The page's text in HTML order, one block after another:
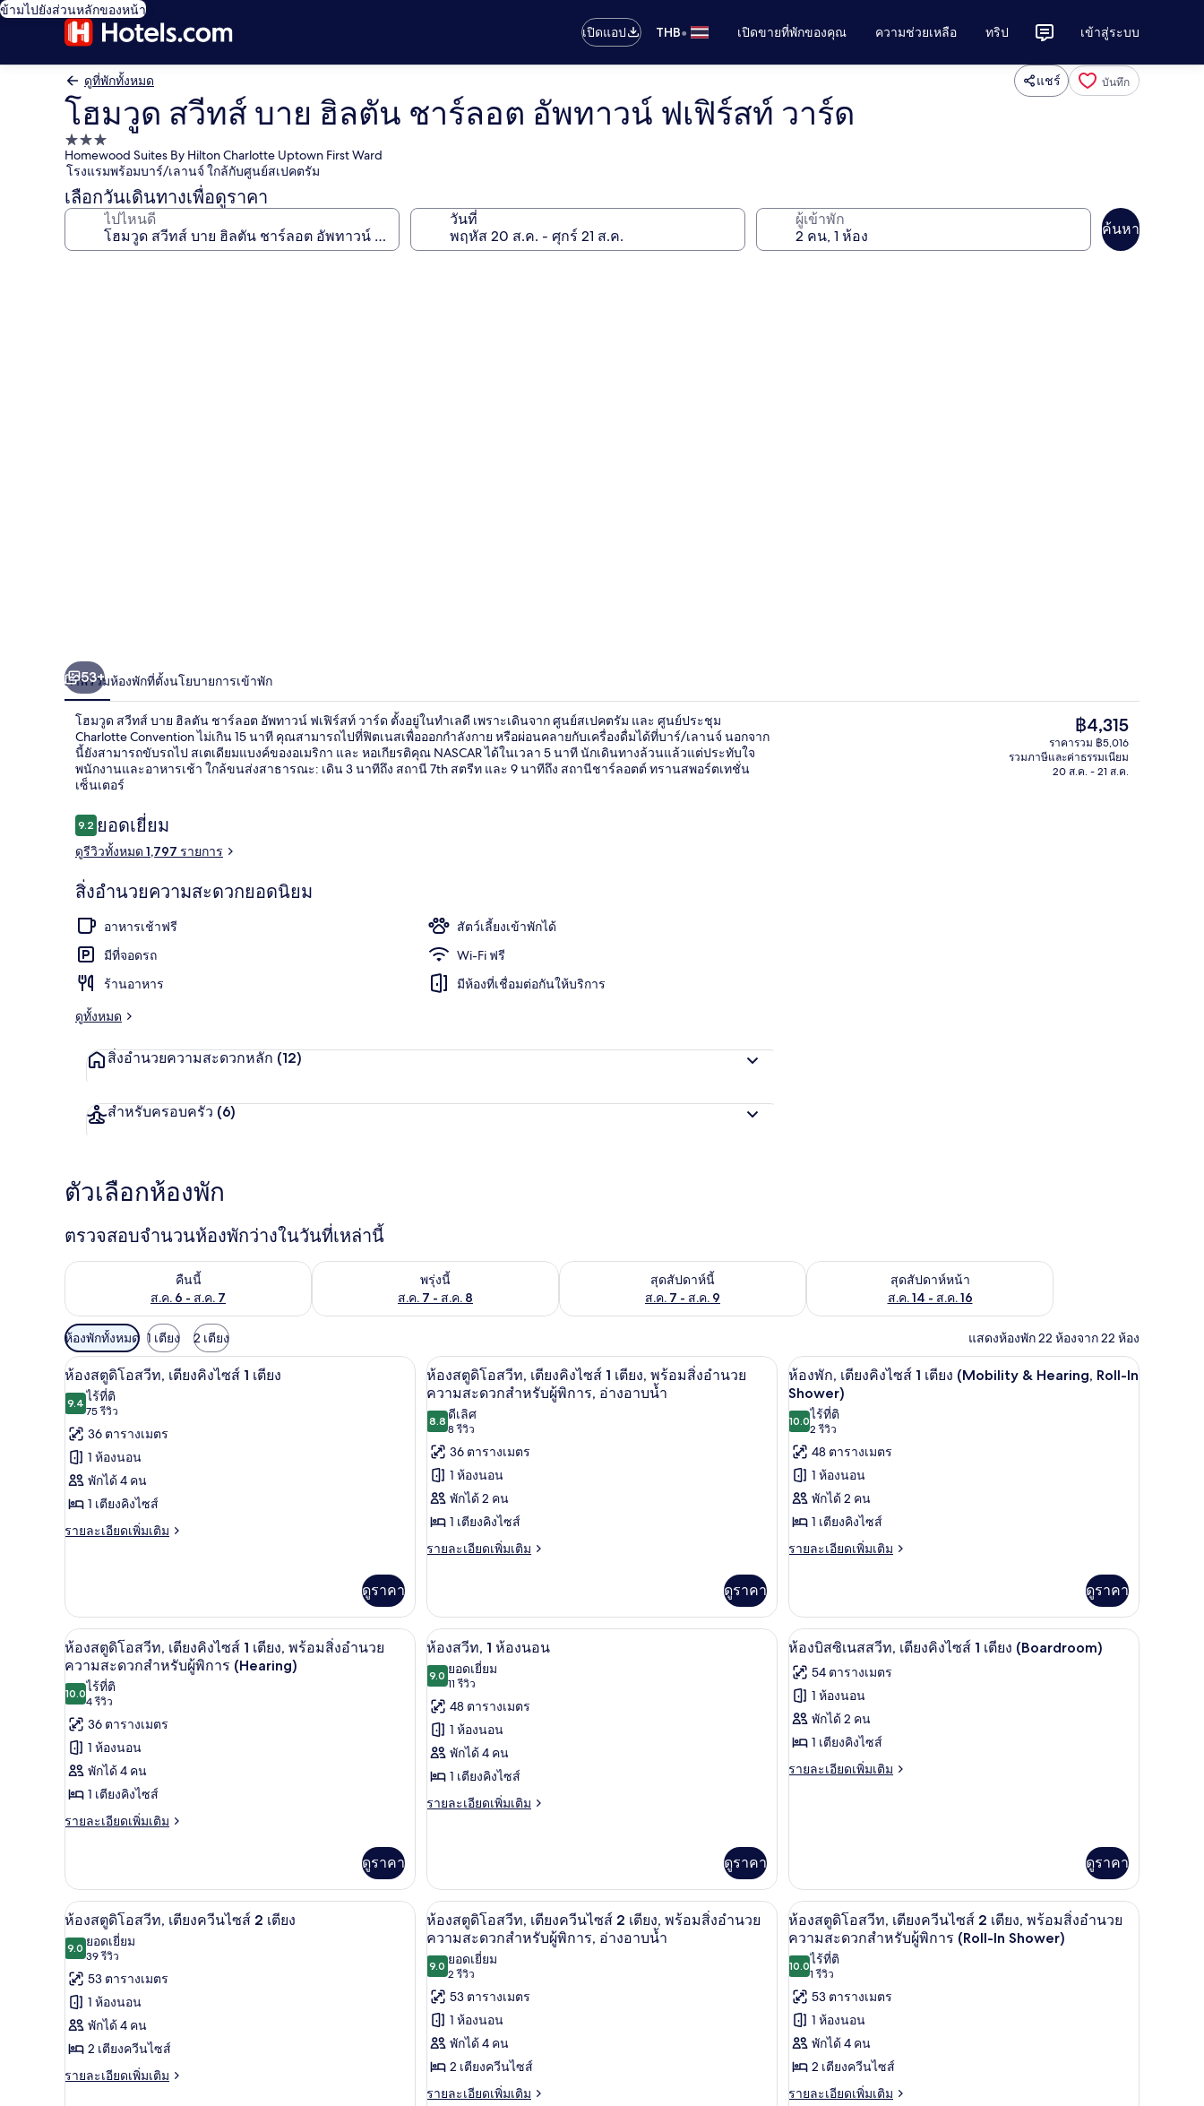
ข้ามไปยังส่วนหลักของหน้า
เปิดแอป
THB• เปิดขายที่พักของคุณ ความช่วยเหลือ ทริป เข้าสู่ระบบ
ดูที่พักทั้งหมด แชร์ บันทึก
โฮมวูด สวีทส์ บาย ฮิลตัน ชาร์ลอต อัพทาวน์ ฟเฟิร์สท์ วาร์ด
ที่พัก
3.0
ดาว
Homewood Suites By Hilton Charlotte Uptown First Ward
โรงแรมพร้อมบาร์/เลานจ์ ใกล้กับศูนย์สเปคตรัม
เลือกวันเดินทางเพื่อดูราคา
ไปไหนดี วันที่ ผู้เข้าพัก
ค้นหา
ทาวน์
ฟเฟิร์สท์
วาร์
ด
บริเวณภายนอก วิวจากห้องพัก
53+
ภาพรวมห้องพักที่ตั้งนโยบายการเข้าพัก
โฮมวูด สวีทส์ บาย ฮิลตัน ชาร์ลอต อัพทาวน์ ฟเฟิร์สท์ วาร์ด ตั้งอยู่ในทำเลดี เพราะเดินจาก ศูนย์สเปคตรัม และ ศูนย์ประชุม
Charlotte Convention ไม่เกิน 15 นาที คุณสามารถไปที่ฟิตเนสเพื่อออกกำลังกาย หรือผ่อนคลายกับเครื่องดื่มได้ที่บาร์/เลานจ์ นอกจาก
นี้ยังสามารถขับรถไป สเตเดียมแบงค์ของอเมริกา และ หอเกียรติคุณ NASCAR ได้ในเวลา 5 นาที นักเดินทางล้วนแล้วแต่ประทับใจ
พนักงานและอาหารเช้า ใกล้ขนส่งสาธารณะ: เดิน 3 นาทีถึง สถานี 7th สตรีท และ 9 นาทีถึง สถานีชาร์ลอตต์ ทรานสพอร์ตเทชั่น
เซ็นเตอร์
รีวิว
9.29.2 จาก 10
ยอดเยี่ยม
ดูรีวิวทั้งหมด 1,797 รายการ
สิ่งอำนวยความสะดวกยอดนิยม
อาหารเช้าฟรี
สัตว์เลี้ยงเข้าพักได้
มีที่จอดรถ
Wi-Fi ฟรี
ร้านอาหาร
มีห้องที่เชื่อมต่อกันให้บริการ
ดูทั้งหมด
สิ่งอำนวยความสะดวกหลัก (12)
สำหรับครอบครัว (6)
ราคา
ปัจจุบัน
฿4,315
฿4,315
ราคารวม ฿5,016
รวมภาษีและค่าธรรมเนียม
20 ส.ค. - 21 ส.ค.
ตัวเลือกห้องพัก
ตรวจสอบจำนวนห้องพักว่างในวันที่เหล่านี้
คืนนี้
ส.ค. 6 - ส.ค. 7
ตรวจสอบจำนวนห้องพักว่างในคืนนี้ ส.ค. 6 - ส.ค. 7
พรุ่งนี้
ส.ค. 7 - ส.ค. 8
ตรวจสอบจำนวนห้องพักว่างในพรุ่งนี้ ส.ค. 7 - ส.ค. 8
สุดสัปดาห์นี้
ส.ค. 7 - ส.ค. 9
ตรวจสอบจำนวนห้องพักว่างในสุดสัปดาห์นี้ ส.ค. 7 - ส.ค. 9สุดสัปดาห์หน้า
ส.ค. 14 - ส.ค. 16
ตรวจสอบจำนวนห้องพักว่างในสุดสัปดาห์หน้า ส.ค. 14 - ส.ค. 16
ตัว
กรอง
ที่
มี
ให้
สำหรับ
ห้อง
พัก
ห้องพักทั้งหมด 1 เตียง 2 เตียง แสดงห้องพัก 22 ห้องจาก 22 ห้อง
เปิด
ภาพถ่าย
ทั้งหมด
ของ
ห้อง
สตู
ดิ
เตียง
คิง
ไซส์
1
เตียง
ตู้นิรภัยในห้องพัก, โต๊ะทำงาน, ผ้าม่านกันแสง, เตารีด/โต๊ะรีดผ้า
5
ห้องสตูดิโอสวีท, เตียงคิงไซส์ 1 เตียง
9.49.4 จาก 10
ไร้ที่ติ
75 รีวิว
(75
รีวิว)
36 ตารางเมตร
1 ห้องนอน
พักได้ 4 คน
1 เตียงคิงไซส์
รายละเอียดเพิ่มเติม
ราย
กับ
ห้อง
สตู
ดิ
โอ
สวี
ท,
เตียง
คิง
ไซส์
เตียง
ดูราคา
เปิด
ภาพถ่าย
ทั้งหมด
ของ
ห้อง
สตู
ดิ
โอ
เตียง
คิง
ไซส์
1
เตียง,
พร้อม
สิ่ง
อำนวย
ความ
ผู้
พิการ,
อ่างอาบน้ำ
ตู้นิรภัยในห้องพัก, โต๊ะทำงาน, ผ้าม่านกันแสง, เตารีด/โต๊ะรีดผ้า
5
ห้องสตูดิโอสวีท, เตียงคิงไซส์ 1 เตียง, พร้อมสิ่งอำนวย
ความสะดวกสำหรับผู้พิการ, อ่างอาบน้ำ
8.88.8 จาก 10
ดีเลิศ
8 รีวิว
(8
รีวิว)
36 ตารางเมตร
1 ห้องนอน
พักได้ 2 คน
1 เตียงคิงไซส์
รายละเอียดเพิ่มเติม
ราย
เกี่ยว
กับ
ห้อง
ดิ
สวี
ท,
เตียง
คิง
ไซส์
เตียง,
สะดวก
สำหรับ
ผู้
พิการ,
อ่างอาบน้ำ
ดูราคา
เปิด
ภาพถ่าย
ทั้งหมด
ของ
ห้อง
พัก,
เตียง
คิง
เตียง
(Mobility
&
Hearing,
Roll-
In
Shower)
ตู้นิรภัยในห้องพัก, โต๊ะทำงาน, ผ้าม่านกันแสง,
4
ห้องพัก, เตียงคิงไซส์ 1 เตียง (Mobility & Hearing, Roll-In
Shower)
10.010.0 จาก 10
ไร้ที่ติ
2 รีวิว
(2
รีวิว)
48 ตารางเมตร
1 ห้องนอน
พักได้ 2 คน
1 เตียงคิงไซส์
รายละเอียดเพิ่มเติม
ราย
เกี่ยว
กับ
ห้อง
เตียง
คิง
ไซส์
เตียง
&
ดูราคา
เปิด
ภาพถ่าย
ทั้งหมด
ของ
ห้อง
สตู
ดิ
โอ
เตียง
คิง
ไซส์
1
เตียง,
พร้อม
สิ่ง
อำนวย
ความ
ตู้นิรภัยในห้องพัก, โต๊ะทำงาน, ผ้าม่านกันแสง, เตารีด/โต๊ะรีดผ้า
6
ห้องสตูดิโอสวีท, เตียงคิงไซส์ 1 เตียง, พร้อมสิ่งอำนวย
ความสะดวกสำหรับผู้พิการ (Hearing)
10.010.0 จาก 10
ไร้ที่ติ
4 รีวิว
(4
รีวิว)
36 ตารางเมตร
1 ห้องนอน
พักได้ 4 คน
1 เตียงคิงไซส์
รายละเอียดเพิ่มเติม
ราย
เกี่ยว
กับ
ห้อง
ดิ
สวี
ท,
เตียง
คิง
ไซส์
เตียง,
ดูราคา
เปิด
ภาพถ่าย
ทั้งหมด
ของ
ห้อง
สวีท,
สมาร์ททีวี 55 นิ้ว พร้อมช่องเคเบิล, ทีวี, Netflix
8
ห้องสวีท, 1 ห้องนอน
9.09.0 จาก 10
ยอดเยี่ยม
11 รีวิว
(11
รีวิว)
48 ตารางเมตร
1 ห้องนอน
พักได้ 4 คน
1 เตียงคิงไซส์
รายละเอียดเพิ่มเติม
ราย
กับ
ห้อง
สวี
ท,
1
ห้อง
นอน
ดูราคา
เปิด
ภาพถ่าย
ทั้งหมด
ของ
ห้อ
งบิส
เตียง
คิง
ไซส์
1
เตียง
(Boardroom)
ห้องบิสซิเนสสวีท, เตียงคิงไซส์ 1 เตียง
4
ห้องบิสซิเนสสวีท, เตียงคิงไซส์ 1 เตียง (Boardroom)
54 ตารางเมตร
1 ห้องนอน
พักได้ 2 คน
1 เตียงคิงไซส์
รายละเอียดเพิ่มเติม
ราย
งบิส
เนส
สวี
ท,
เตียง
คิง
ไซส์
เตียง
(Boardroom)
ดูราคา
เปิด
ภาพถ่าย
ทั้งหมด
ของ
ห้อง
สตู
ดิ
ตู้นิรภัยในห้องพัก, โต๊ะทำงาน, ผ้าม่านกันแสง, เตารีด/โต๊ะรีดผ้า
6
ห้องสตูดิโอสวีท, เตียงควีนไซส์ 2 เตียง
9.09.0 จาก 10
ยอดเยี่ยม
39 รีวิว
(39
รีวิว)
53 ตารางเมตร
1 ห้องนอน
พักได้ 4 คน
2 เตียงควีนไซส์
รายละเอียดเพิ่มเติม
ราย
เปิด
ภาพถ่าย
ทั้งหมด
ของ
ห้อง
สตู
ดิ
โอ
ตู้นิรภัยในห้องพัก, โต๊ะทำงาน, ผ้าม่านกันแสง, เตารีด/โต๊ะรีดผ้า
6
ห้องสตูดิโอสวีท, เตียงควีนไซส์ 2 เตียง, พร้อมสิ่งอำนวย
ความสะดวกสำหรับผู้พิการ, อ่างอาบน้ำ
9.09.0 จาก 10
ยอดเยี่ยม
2 รีวิว
(2
รีวิว)
53 ตารางเมตร
1 ห้องนอน
พักได้ 4 คน
2 เตียงควีนไซส์
รายละเอียดเพิ่มเติม
ราย
เปิด
ภาพถ่าย
ทั้งหมด
ของ
ห้อง
สตู
ดิ
โอ
ตู้นิรภัยในห้องพัก, โต๊ะทำงาน, ผ้าม่านกันแสง,
6
ห้องสตูดิโอสวีท, เตียงควีนไซส์ 2 เตียง, พร้อมสิ่งอำนวย
ความสะดวกสำหรับผู้พิการ (Roll-In Shower)
10.010.0 จาก 10
ไร้ที่ติ
1 รีวิว
(1
รีวิว)
53 ตารางเมตร
1 ห้องนอน
พักได้ 4 คน
2 เตียงควีนไซส์
รายละเอียดเพิ่มเติม
ราย